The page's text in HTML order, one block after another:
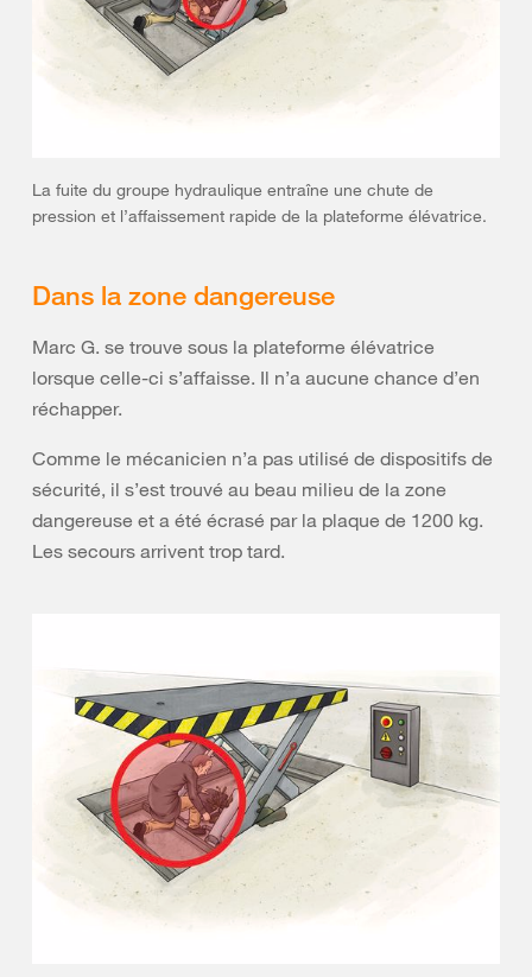
La fuite du groupe hydraulique entraîne une chute de
pression et l’affaissement rapide de la plateforme élévatrice.
Dans la zone dangereuse
Marc G. se trouve sous la plateforme élévatrice
lorsque celle-ci s’affaisse. Il n’a aucune chance d’en
réchapper.
Comme le mécanicien n’a pas utilisé de dispositifs de
sécurité, il s’est trouvé au beau milieu de la zone
dangereuse et a été écrasé par la plaque de 1200 kg.
Les secours arrivent trop tard.